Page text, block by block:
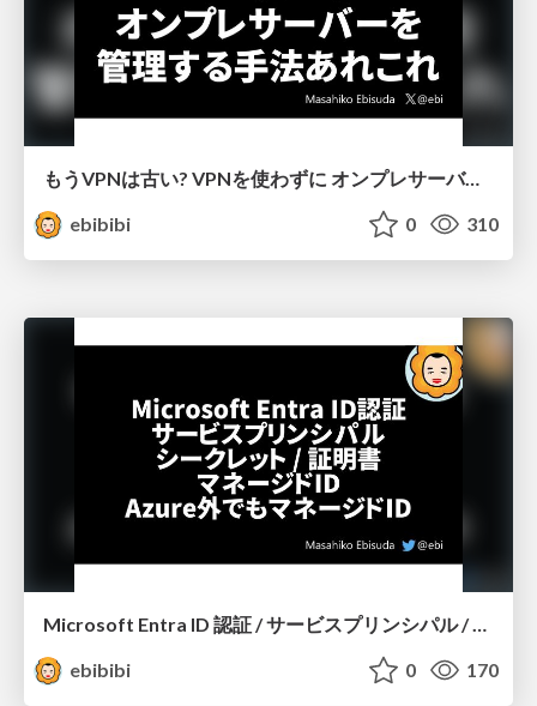
もうVPNは古い? VPNを使わずに オンプレサーバーを 管理する手法あれこれ
ebibibi
0 310
Microsoft Entra ID 認証 / サービスプリンシパル / シークレット / 証明書 / マネージドID / Azure外でもマネージドID
ebibibi
0 170